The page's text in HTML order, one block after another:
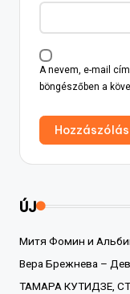
A nevem, e-mail
böngészőben a
ÚJ
Митя Фомин и
Вера Брежнева –
ТАМАРА КУТИДЗЕ,